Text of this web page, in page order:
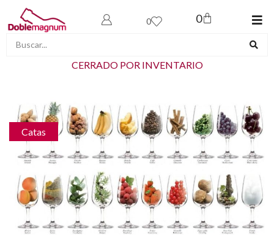
0 0
CERRADO POR INVENTARIO
Catas